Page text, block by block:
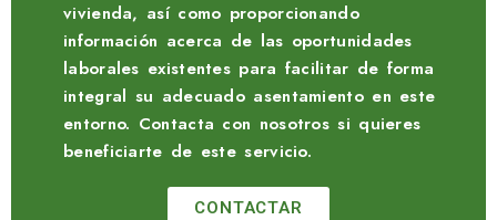
vivienda, así como proporcionando
información acerca de las oportunidades
laborales existentes para facilitar de forma
integral su adecuado asentamiento en este
entorno. Contacta con nosotros si quieres
beneficiarte de este servicio.
CONTACTAR